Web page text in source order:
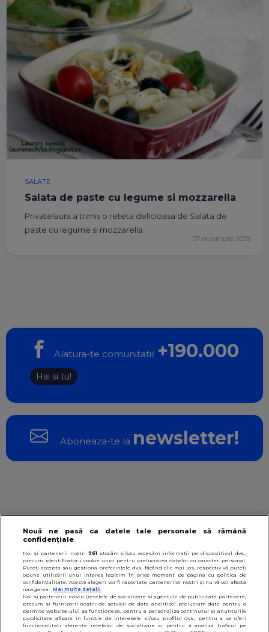
SALATE
Salata de paste cu legume si mozzarella
Privatelaura a trimis o reteta delicioasa de Salata de
paste cu legume si mozzarella.
07 noiembrie 2025
Alatura-te comunitatii! +190.000
Hai si tu!
Aboneaza-te la newsletter!
Despre noi Contact Termeni si conditii
Politica datelor personale Politica cookies
Ultimele 100 de rețete
Nouă ne pasă ca datele tale personale să rămână
confidențiale
Noi și partenerii noștri 961 stocăm și/sau accesăm informații pe dispozitivul dvs.,
precum identificatorii cookie unici pentru prelucrarea datelor cu caracter personal.
Puteți accepta sau gestiona preferințele dvs. făcând clic mai jos, respectiv vă puteți
opune utilizării unui interes legitim în orice moment pe pagina cu politica de
confidențialitate. Aceste alegeri vor fi raportate partenerilor noștri și nu vă vor afecta
navigarea. Mai multe detalii
Noi si partenerii nostri (retelele de socializare si agentiile de publicitate partenere,
precum si furnizorii nostri de servicii de date analitice) prelucram date pentru a
permite website-ului sa functioneze, pentru a personaliza continutul si anunturile
publicitare afisate in functie de interesele si/sau profilul dvs., pentru a va oferi
functionalitati aferente retelelor de socializare si pentru a analiza traficul pe